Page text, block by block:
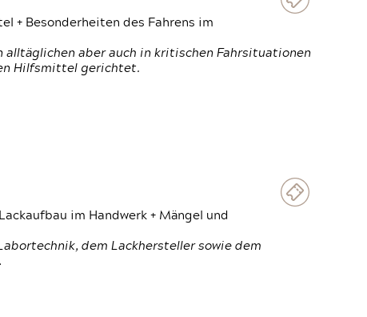
+ Besonderheiten des Fahrens im
alltäglichen aber auch in kritischen Fahrsituationen
Hilfsmittel gerichtet.
im Handwerk + Mängel und
dem Lackhersteller sowie dem